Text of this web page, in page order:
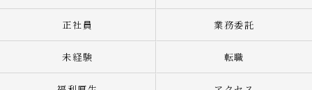
正社員 業務委託
未経験 転職